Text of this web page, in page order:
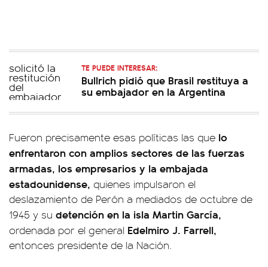
TE PUEDE INTERESAR:
Bullrich pidió que Brasil restituya a
su embajador en la Argentina
Fueron precisamente esas políticas las que lo
enfrentaron con amplios sectores de las fuerzas
armadas, los empresarios y la embajada
estadounidense, quienes impulsaron el
deslazamiento de Perón a mediados de octubre de
1945 y su detención en la isla Martin García,
ordenada por el general Edelmiro J. Farrell,
entonces presidente de la Nación.